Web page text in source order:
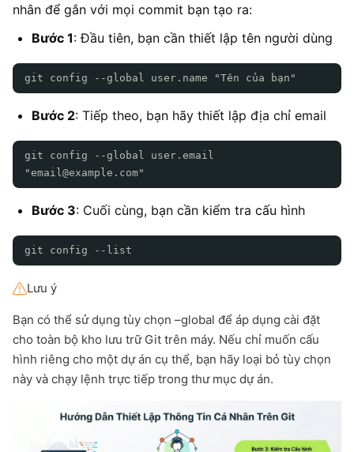
nhân để gắn với mọi commit bạn tạo ra:
Bước 1: Đầu tiên, bạn cần thiết lập tên người dùng
git config --global user.name "Tên của bạn"
Bước 2: Tiếp theo, bạn hãy thiết lập địa chỉ email
git config --global user.email
"email@example.com"
Bước 3: Cuối cùng, bạn cần kiểm tra cấu hình
git config --list
Lưu ý
Bạn có thể sử dụng tùy chọn –global để áp dụng cài đặt
cho toàn bộ kho lưu trữ Git trên máy. Nếu chỉ muốn cấu
hình riêng cho một dự án cụ thể, bạn hãy loại bỏ tùy chọn
này và chạy lệnh trực tiếp trong thư mục dự án.